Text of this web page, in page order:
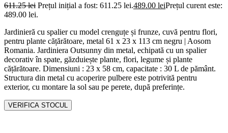
611.25lei Prețul inițial a fost: 611.25 lei.489.00 leiPrețul curent este:
489.00 lei.
Jardinieră cu spalier cu model crenguțe și frunze, cuvă pentru flori,
pentru plante cățărătoare, metal 61 x 23 x 113 cm negru | Aosom
Romania. Jardiniera Outsunny din metal, echipată cu un spalier
decorativ în spate, găzduiește plante, flori, legume și plante
cățărătoare. Dimensiuni : 23 x 58 cm, capacitate : 30 L de pământ.
Structura din metal cu acoperire pulbere este potrivită pentru
exterior, cu montare la sol sau pe perete, după preferințe.
VERIFICA STOCUL